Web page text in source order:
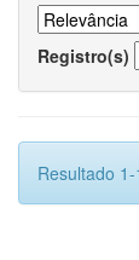
Registro(s)
Resultado